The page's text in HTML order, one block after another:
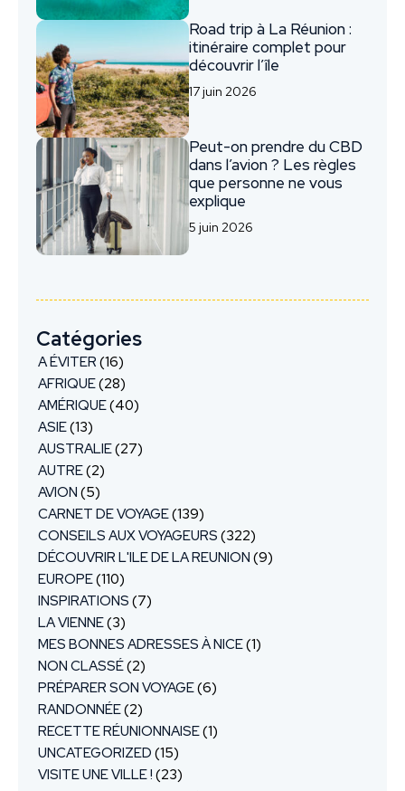
Road trip à La Réunion :
itinéraire complet pour
découvrir l’île
17 juin 2026
Peut-on prendre du CBD
dans l’avion ? Les règles
que personne ne vous
explique
5 juin 2026
Catégories
A ÉVITER (16)
AFRIQUE(28)
AMÉRIQUE(40)
ASIE(13)
AUSTRALIE(27)
AUTRE(2)
AVION (5)
CARNET DE VOYAGE(139)
CONSEILS AUX VOYAGEURS (322)
DÉCOUVRIR L'ILE DE LA REUNION (9)
EUROPE(110)
INSPIRATIONS (7)
LA VIENNE(3)
MES BONNES ADRESSES À NICE(1)
NON CLASSÉ(2)
PRÉPARER SON VOYAGE(6)
RANDONNÉE(2)
RECETTE RÉUNIONNAISE(1)
UNCATEGORIZED (15)
VISITE UNE VILLE ! (23)